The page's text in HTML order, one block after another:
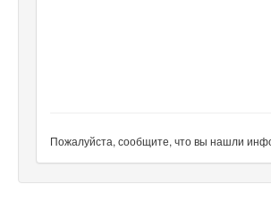
Пожалуйста, сообщите, что вы нашли